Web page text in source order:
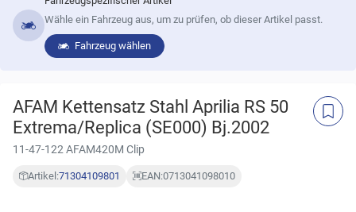
Wähle ein Fahrzeug aus, um zu prüfen, ob dieser Artikel passt.
Fahrzeug wählen
AFAM Kettensatz Stahl Aprilia RS 50
Extrema/Replica (SE000) Bj.2002
11-47-122 AFAM420M Clip
Artikel:71304109801 EAN:0713041098010